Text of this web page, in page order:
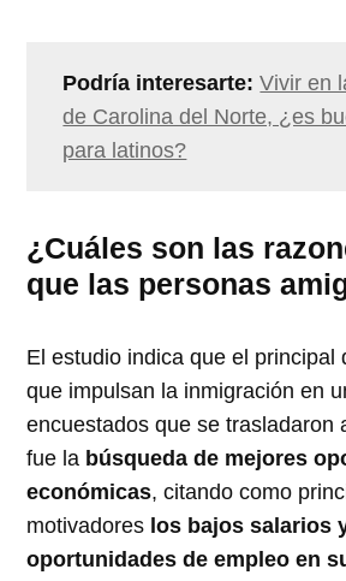
Podría interesarte: Vivir en
de Carolina del Norte, ¿es
para latinos?
¿Cuáles son las
que las personas
El estudio indica que el principal
que impulsan la inmigración en
encuestados que se trasladaron
fue la búsqueda de mejores
económicas, citando como
motivadores los bajos salarios
oportunidades de empleo en